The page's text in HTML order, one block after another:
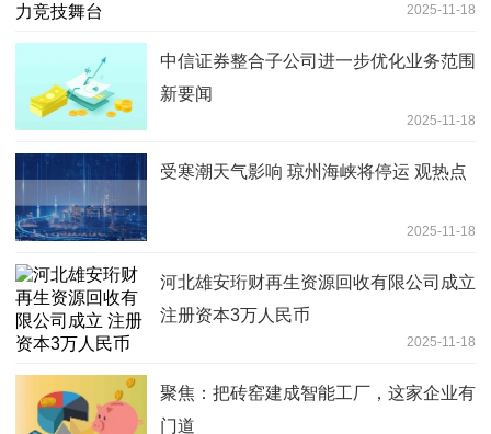
2025-11-18
中信证券整合子公司进一步优化业务范围
新要闻
2025-11-18
受寒潮天气影响 琼州海峡将停运 观热点
2025-11-18
河北雄安珩财再生资源回收有限公司成立
注册资本3万人民币
2025-11-18
聚焦：把砖窑建成智能工厂，这家企业有
门道